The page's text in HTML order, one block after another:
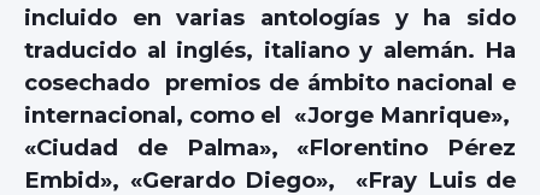
incluido en varias antologías y ha sido
traducido al inglés, italiano y alemán. Ha
cosechado premios de ámbito nacional e
internacional, como el «Jorge Manrique»,
«Ciudad de Palma», «Florentino Pérez
Embid», «Gerardo Diego», «Fray Luis de